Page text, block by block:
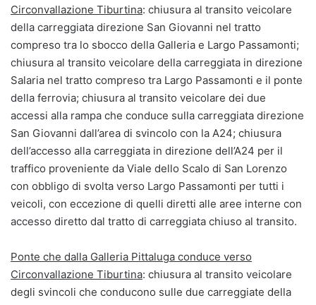
Circonvallazione Tiburtina: chiusura al transito veicolare
della carreggiata direzione San Giovanni nel tratto
compreso tra lo sbocco della Galleria e Largo Passamonti;
chiusura al transito veicolare della carreggiata in direzione
Salaria nel tratto compreso tra Largo Passamonti e il ponte
della ferrovia; chiusura al transito veicolare dei due
accessi alla rampa che conduce sulla carreggiata direzione
San Giovanni dall’area di svincolo con la A24; chiusura
dell’accesso alla carreggiata in direzione dell’A24 per il
traffico proveniente da Viale dello Scalo di San Lorenzo
con obbligo di svolta verso Largo Passamonti per tutti i
veicoli, con eccezione di quelli diretti alle aree interne con
accesso diretto dal tratto di carreggiata chiuso al transito.
Ponte che dalla Galleria Pittaluga conduce verso
Circonvallazione Tiburtina: chiusura al transito veicolare
degli svincoli che conducono sulle due carreggiate della